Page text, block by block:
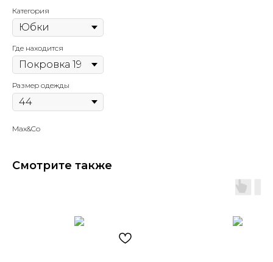
Категория
Где находится
Размер одежды
Max&Co
Смотрите также